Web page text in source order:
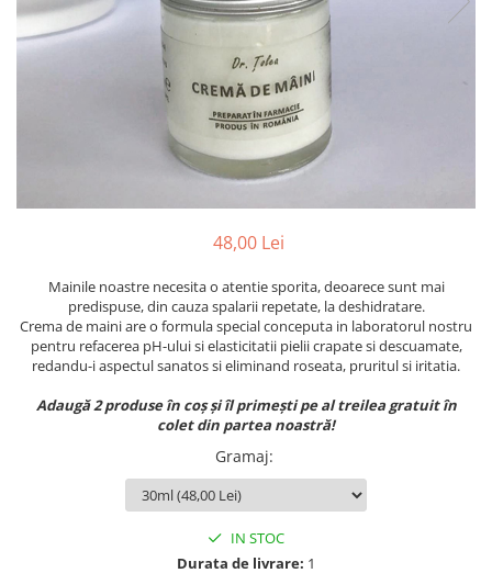
PREPARATE DERMATOLOGICE
Caderea parului
PREPARATE GINECOLOGICE
Infectii urinare
PREPARATE PENTRU COPII
48,00 Lei
Mainile noastre necesita o atentie sporita, deoarece sunt mai
predispuse, din cauza spalarii repetate, la deshidratare.
Crema de maini are o formula special conceputa in laboratorul nostru
pentru refacerea pH-ului si elasticitatii pielii crapate si descuamate,
redandu-i aspectul sanatos si eliminand roseata, pruritul si iritatia.
Adaugă 2 produse în coș și îl primești pe al treilea gratuit în
colet din partea noastră!
Gramaj:
IN STOC
Durata de livrare: 1